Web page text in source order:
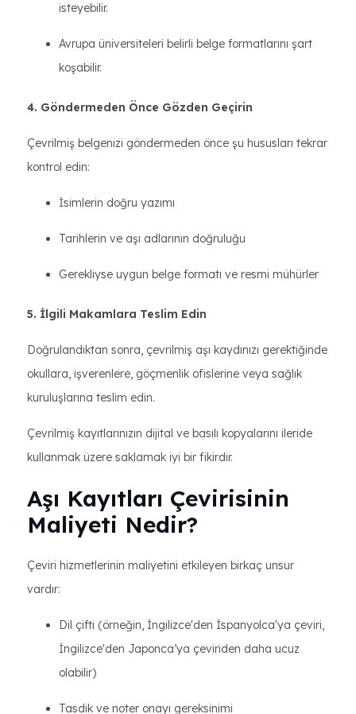
isteyebilir.
Avrupa üniversiteleri belirli belge formatlarını şart
koşabilir.
4. Göndermeden Önce Gözden Geçirin
Çevrilmiş belgenizi göndermeden önce şu hususları tekrar
kontrol edin:
İsimlerin doğru yazımı
Tarihlerin ve aşı adlarının doğruluğu
Gerekliyse uygun belge formatı ve resmi mühürler
5. İlgili Makamlara Teslim Edin
Doğrulandıktan sonra, çevrilmiş aşı kaydınızı gerektiğinde
okullara, işverenlere, göçmenlik ofislerine veya sağlık
kuruluşlarına teslim edin.
Çevrilmiş kayıtlarınızın dijital ve basılı kopyalarını ileride
kullanmak üzere saklamak iyi bir fikirdir.
Aşı Kayıtları Çevirisinin
Maliyeti Nedir?
Çeviri hizmetlerinin maliyetini etkileyen birkaç unsur
vardır:
Dil çifti (örneğin, İngilizce'den İspanyolca'ya çeviri,
İngilizce'den Japonca’ya çeviriden daha ucuz
olabilir)
Tasdik ve noter onayı gereksinimi